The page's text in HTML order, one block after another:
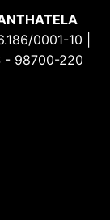
0001-10 |
- 98700-220